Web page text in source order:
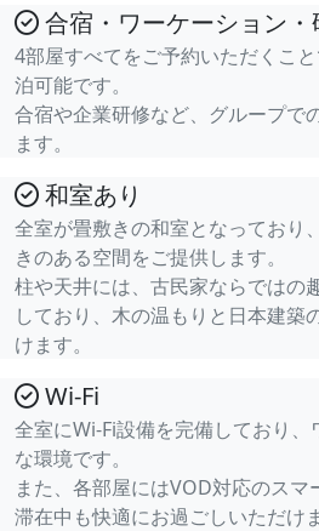
合宿・ワーケーション・
4部屋すべてをご予約いただくこ
泊可能です。
合宿や企業研修など、グループで
ます。
和室あり
全室が畳敷きの和室となっており
きのある空間をご提供します。
柱や天井には、古民家ならではの
しており、木の温もりと日本建築
けます。
Wi-Fi
全室にWi-Fi設備を完備しており
な環境です。
また、各部屋にはVOD対応のスマ
滞在中も快適にお過ごしいただけま